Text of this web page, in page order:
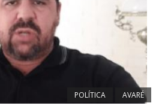
POLÍTICA AVARÉ